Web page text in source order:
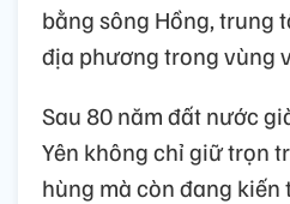
bằng sông Hồng, trung
địa phương trong vùng
Sau 80 năm đất nước
Yên không chỉ giữ trọn
hùng mà còn đang